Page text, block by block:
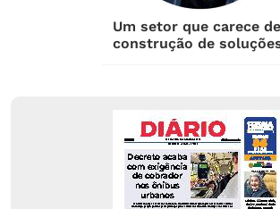
Um setor que carece de
construção de